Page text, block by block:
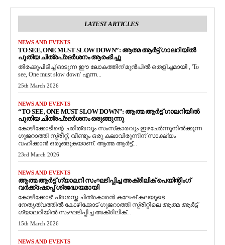
LATEST ARTICLES
NEWS AND EVENTS
TO SEE, ONE MUST SLOW DOWN”: ആത്മ ആർട്ട് ഗാലറിയിൽ
പുതിയ ചിത്രപ്രദർശനം ആരംഭിച്ചു
തിരക്കുപിടിച്ച് ഓടുന്ന ഈ ലോകത്തിന് മുൻപിൽ തെളിച്ചമായി , 'To
see, One must slow down' എന്ന...
25th March 2026
NEWS AND EVENTS
“TO SEE, ONE MUST SLOW DOWN”: ആത്മ ആർട്ട് ഗാലറിയിൽ
പുതിയ ചിത്രപ്രദർശനം ഒരുങ്ങുന്നു
കോഴിക്കോടിന്റെ ചരിത്രവും സംസ്‌കാരവും ഇഴചേർന്നുനിൽക്കുന്ന
ഗുജറാത്തി സ്ട്രീറ്റ്, വീണ്ടും ഒരു കലാവിരുന്നിന് സാക്ഷ്യം
വഹിക്കാൻ ഒരുങ്ങുകയാണ്. ആത്മ ആർട്ട്...
23rd March 2026
NEWS AND EVENTS
ആത്മ ആർട്ട് ഗ്യാലറി സംഘടിപ്പിച്ച അക്രിലിക് പെയിന്റിംഗ്
വർക്ക്‌ഷോപ്പ് ശ്രദ്ധേയമായി
കോഴിക്കോട്: പ്രശസ്ത ചിത്രകാരൻ കലേഷ് കലയുടെ
നേതൃത്വത്തിൽ കോഴിക്കോട് ഗുജറാത്തി സ്ട്രീറ്റിലെ ആത്മ ആർട്ട്
ഗ്യാലറിയിൽ സംഘടിപ്പിച്ച അക്രിലിക്...
15th March 2026
NEWS AND EVENTS